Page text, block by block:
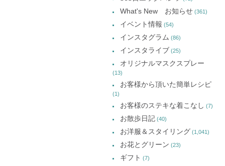
What's New お知らせ(361)
イベント情報 (54)
インスタグラム (86)
インスタライブ (25)
オリジナルマスクスプレー
(13)
お客様から頂いた簡単レシピ
(1)
お客様のステキな着こなし (7)
お散歩日記(40)
お洋服＆スタイリング (1,041)
お花とグリーン (23)
ギフト (7)